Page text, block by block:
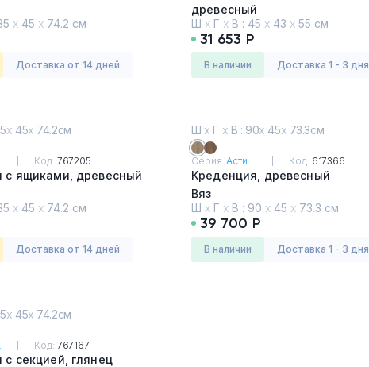
х 45 х 74.2 см
Доставка от 14 дней
древесный
Дуб
Ш х Г х В : 45 х 43 х 55 см
31 653 Р
в наличии Доставка 1 - 3 дня
х 45х 74.2см
Код: 767205
с ящиками, древесный
х 45 х 74.2 см
Доставка от 14 дней
Ш х Г х В : 90х 45х 73.3см
Серия:Асти ... Код: 617366
Креденция, древесный
Вяз
Ш х Г х В : 90 х 45 х 73.3 см
39 700 Р
в наличии Доставка 1 - 3 дня
х 45х 74.2см
Код: 767167
с секцией, глянец